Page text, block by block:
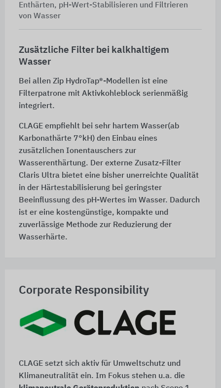
Enthärten, pH-Wert-Stabilisieren und Filtrieren
von Wasser
Zusätzliche Filter bei kalkhaltigem
Wasser
Bei allen Zip HydroTap®-Modellen ist eine
Filterpatrone mit Aktivkohleblock serienmäßig
integriert.
CLAGE empfiehlt bei sehr hartem Wasser(ab
Karbonathärte 7°kH) den Einbau eines
zusätzlichen Ionentauschers zur
Wasserenthärtung. Der externe Zusatz-Filter
Claris Ultra bietet eine bisher unerreichte Qualität
in der Härtestabilisierung bei geringster
Beeinflussung des pH-Wertes im Wasser. Dadurch
ist er eine kostengünstige, kompakte und
zuverlässige Methode zur Reduzierung der
Wasserhärte.
Corporate Responsibility
CLAGE setzt sich aktiv für Umweltschutz und
Klimaneutralität ein. Im Fokus stehen u.a. die